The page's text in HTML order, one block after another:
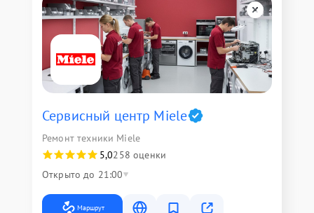
Сервисный центр Miele
Ремонт техники Miele
5,0258 оценки
Открыто до 21:00
Маршрут